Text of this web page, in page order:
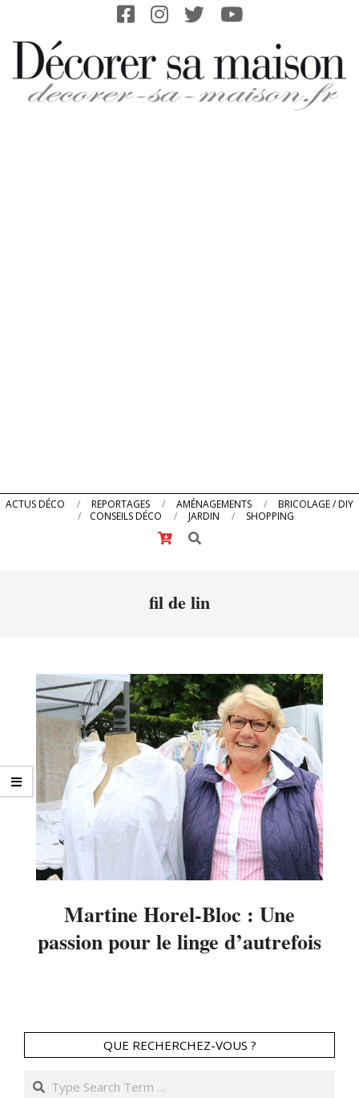
content
Primary
ACTUS DÉCO REPORTAGES AMÉNAGEMENTS
BRICOLAGE / DIY
CONSEILS DÉCO
JARDIN
SHOPPING
Search
fil de lin
Martine Horel-Bloc : Une
passion pour le linge d’autrefois
QUE RECHERCHEZ-VOUS ?
Search